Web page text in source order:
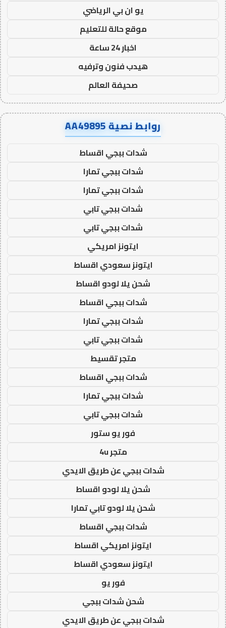
يو ان بي الرياضي
موقع حالة للتعليم
اخبار 24 ساعة
هيدب فنون وترفيه
صحيفة العالم
روابط نصية AA49895
شدات ببجي اقساط
شدات ببجي تمارا
شدات ببجي تمارا
شدات ببجي تابي
شدات ببجي تابي
ايتونز امريكي
ايتونز سعودي اقساط
شحن يلا لودو اقساط
شدات ببجي اقساط
شدات ببجي تمارا
شدات ببجي تابي
متجر تقسيط
شدات ببجي اقساط
شدات ببجي تمارا
شدات ببجي تابي
فور يو ستور
متجر 4u
شدات ببجي عن طريق الايدي
شحن يلا لودو اقساط
شحن يلا لودو تابي تمارا
شدات ببجي اقساط
ايتونز امريكي اقساط
ايتونز سعودي اقساط
فور يو
شحن شدات ببجي
شدات ببجي عن طريق الايدي